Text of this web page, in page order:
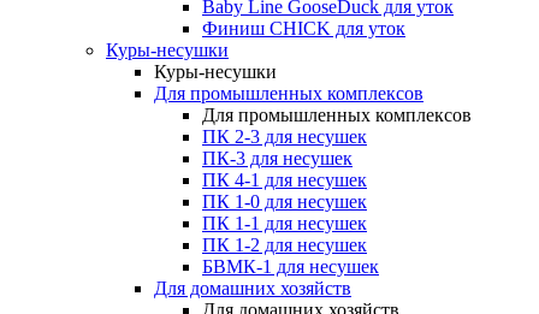
Baby Line GooseDuck для уток
Финиш CHICK для уток
Куры-несушки
Куры-несушки
Для промышленных комплексов
Для промышленных комплексов
ПК 2-3 для несушек
ПК-3 для несушек
ПК 4-1 для несушек
ПК 1-0 для несушек
ПК 1-1 для несушек
ПК 1-2 для несушек
БВМК-1 для несушек
Для домашних хозяйств
Для домашних хозяйств